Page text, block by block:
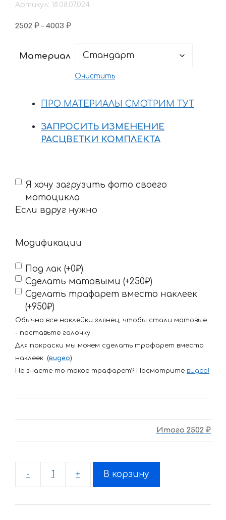
Артикул: 18.08.07.024
2502 ₽ – 4003 ₽Диапазон
Материал
Очистить
ПРО МАТЕРИАЛЫ СМОТРИМ ТУТ
ЗАПРОСИТЬ ИЗМЕНЕНИЕ
РАСЦВЕТКИ КОМПЛЕКТА
Если
вдруг
нужно
Я хочу загрузить фото своего
мотоцикла
Если вдруг нужно
Модификации
Под лак (+0₽)
Сделать матовыми (+250₽)
Сделать трафарет вместо наклеек
(+950₽)
Обычно все наклейки глянец, чтобы стали матовые
- поставьте галочку.
Для покраски мы можем сделать трафарет вместо
наклеек. (видео)
Не знаете то такое трафарет? Посмотрите видео!
Итого 2502 ₽
-
Количество
Комплект
+ В корзину